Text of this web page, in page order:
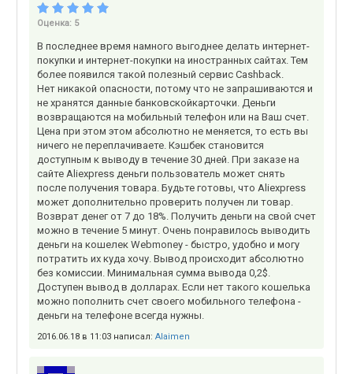
Оценка: 5
В последнее время намного выгоднее делать интернет-
покупки и интернет-покупки на иностранных сайтах. Тем
более появился такой полезный сервис Cashback.
Нет никакой опасности, потому что не запрашиваются и
не хранятся данные банковскойкарточки. Деньги
возвращаются на мобильный телефон или на Ваш счет.
Цена при этом этом абсолютно не меняется, то есть вы
ничего не переплачиваете. Кэшбек становится
доступным к выводу в течение 30 дней. При заказе на
сайте Aliexpress деньги пользователь может снять
после получения товара. Будьте готовы, что Aliexpress
может дополнительно проверить получен ли товар.
Возврат денег от 7 до 18%. Получить деньги на свой счет
можно в течение 5 минут. Очень понравилось выводить
деньги на кошелек Webmoney - быстро, удобно и могу
потратить их куда хочу. Вывод происходит абсолютно
без комиссии. Минимальная сумма вывода 0,2$.
Доступен вывод в долларах. Если нет такого кошелька
можно пополнить счет своего мобильного телефона -
деньги на телефоне всегда нужны.
2016.06.18 в 11:03 написал: Alaimen